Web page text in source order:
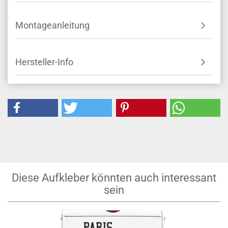
Montageanleitung
Hersteller-Info
Diese Aufkleber könnten auch interessant
sein